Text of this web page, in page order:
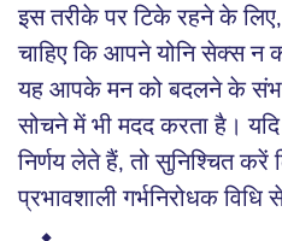
इस तरीके पर टिके रहने के
चाहिए कि आपने योनि सेक्स न
यह आपके मन को बदलने के
सोचने में भी मदद करता है।
निर्णय लेते हैं, तो सुनिश्चित
प्रभावशाली गर्भनिरोधक विधि